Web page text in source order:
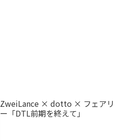
ZweiLance × dotto × フェアリ
ー「DTL前期を終えて」